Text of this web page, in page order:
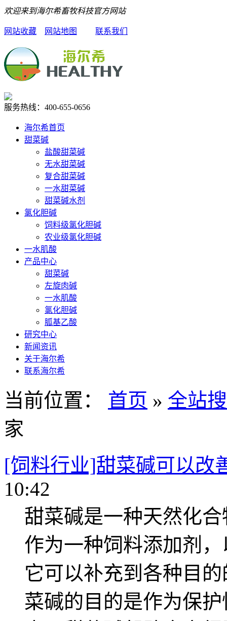
欢迎来到海尔希畜牧科技官方网站
网站收藏 网站地图 联系我们
服务热线： 400-655-0656
海尔希首页
甜菜碱
盐酸甜菜碱
无水甜菜碱
复合甜菜碱
一水甜菜碱
甜菜碱水剂
氯化胆碱
饲料级氯化胆碱
农业级氯化胆碱
一水肌酸
产品中心
甜菜碱
左旋肉碱
一水肌酸
氯化胆碱
胍基乙酸
研究中心
新闻资讯
关于海尔希
联系海尔希
当前位置： 首页 » 全站
家
[饲料行业]甜菜碱可以改
10:42
甜菜碱是一种天然化
作为一种饲料添加剂
它可以补充到各种目
菜碱的目的是作为保